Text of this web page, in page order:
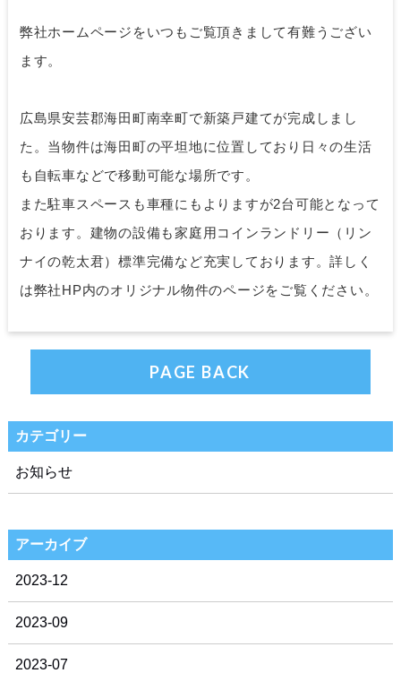
弊社ホームページをいつもご覧頂きまして有難うござい
ます。
広島県安芸郡海田町南幸町で新築戸建てが完成しまし
た。当物件は海田町の平坦地に位置しており日々の生活
も自転車などで移動可能な場所です。
また駐車スペースも車種にもよりますが2台可能となって
おります。建物の設備も家庭用コインランドリー（リン
ナイの乾太君）標準完備など充実しております。詳しく
は弊社HP内のオリジナル物件のページをご覧ください。
PAGE BACK
カテゴリー
お知らせ
アーカイブ
2023-12
2023-09
2023-07